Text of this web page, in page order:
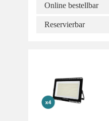
Online bestellbar
Reservierbar